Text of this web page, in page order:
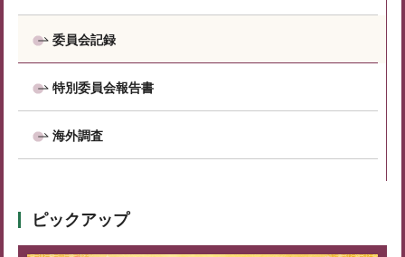
委員会記録
特別委員会報告書
海外調査
ピックアップ